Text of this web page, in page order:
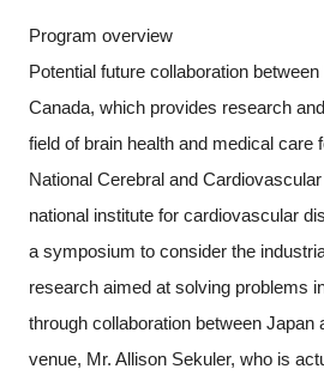
Program overview
Potential future collaboration
Canada, which provides research
field of brain health and medical care
National Cerebral and
national institute for cardiovascular
a symposium to consider the
research aimed at solving problems
through collaboration between Japan
venue, Mr. Allison Sekuler, who is